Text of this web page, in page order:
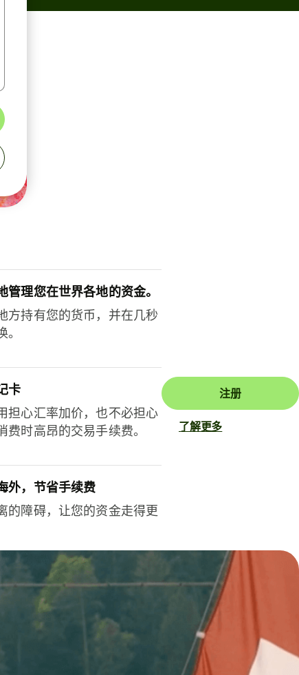
管理您在世界各地的资金。
方持有您的货币，并在几秒
。
卡
担心汇率加价，也不必担心
费时高昂的交易手续费。
外，节省手续费
的障碍，让您的资金走得更
注册
了解更多